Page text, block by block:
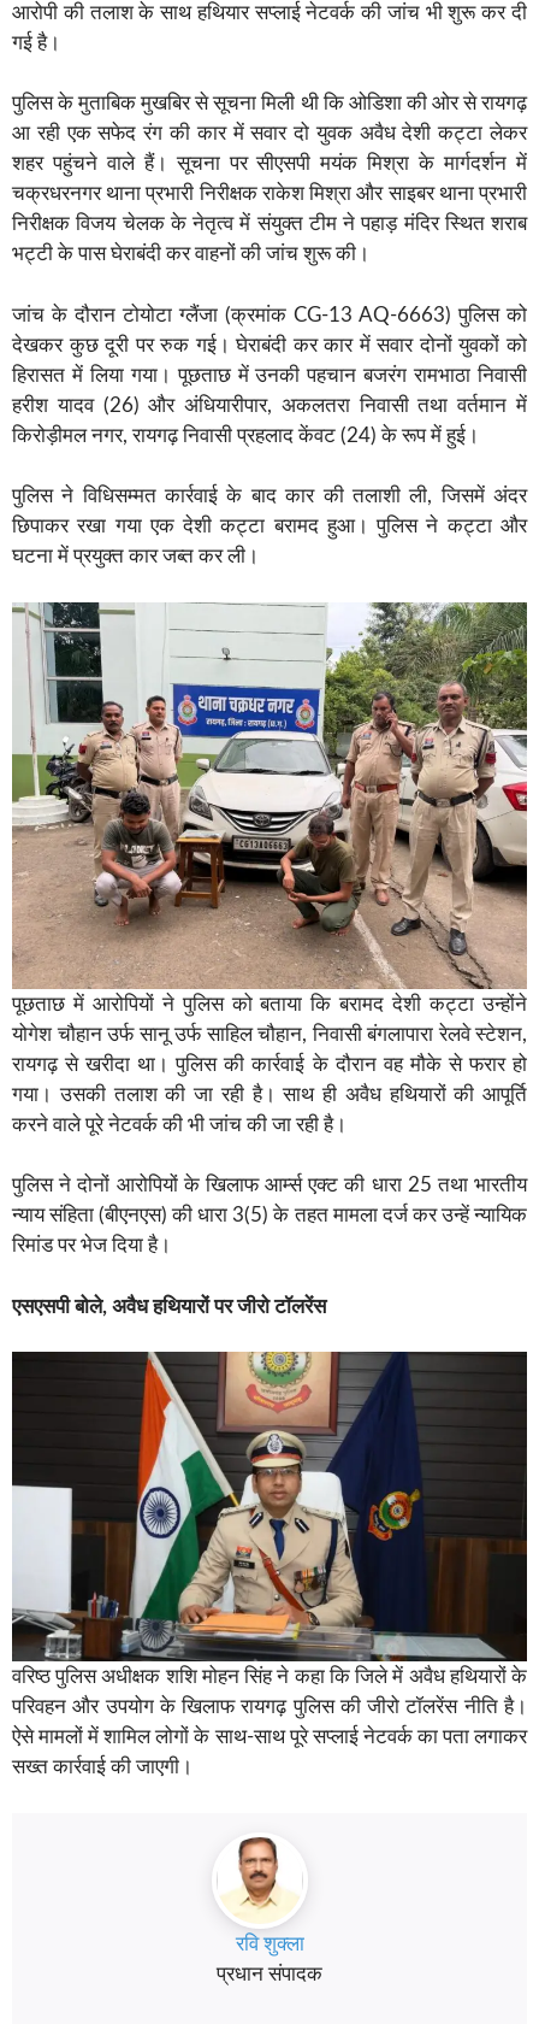
आरोपी की तलाश के साथ हथियार सप्लाई नेटवर्क की जांच भी शुरू कर दी
गई है।
पुलिस के मुताबिक मुखबिर से सूचना मिली थी कि ओडिशा की ओर से रायगढ़
आ रही एक सफेद रंग की कार में सवार दो युवक अवैध देशी कट्टा लेकर
शहर पहुंचने वाले हैं। सूचना पर सीएसपी मयंक मिश्रा के मार्गदर्शन में
चक्रधरनगर थाना प्रभारी निरीक्षक राकेश मिश्रा और साइबर थाना प्रभारी
निरीक्षक विजय चेलक के नेतृत्व में संयुक्त टीम ने पहाड़ मंदिर स्थित शराब
भट्टी के पास घेराबंदी कर वाहनों की जांच शुरू की।
जांच के दौरान टोयोटा ग्लैंजा (क्रमांक CG-13 AQ-6663) पुलिस को
देखकर कुछ दूरी पर रुक गई। घेराबंदी कर कार में सवार दोनों युवकों को
हिरासत में लिया गया। पूछताछ में उनकी पहचान बजरंग रामभाठा निवासी
हरीश यादव (26) और अंधियारीपार, अकलतरा निवासी तथा वर्तमान में
किरोड़ीमल नगर, रायगढ़ निवासी प्रहलाद केंवट (24) के रूप में हुई।
पुलिस ने विधिसम्मत कार्रवाई के बाद कार की तलाशी ली, जिसमें अंदर
छिपाकर रखा गया एक देशी कट्टा बरामद हुआ। पुलिस ने कट्टा और
घटना में प्रयुक्त कार जब्त कर ली।
पूछताछ में आरोपियों ने पुलिस को बताया कि बरामद देशी कट्टा उन्होंने
योगेश चौहान उर्फ सानू उर्फ साहिल चौहान, निवासी बंगलापारा रेलवे स्टेशन,
रायगढ़ से खरीदा था। पुलिस की कार्रवाई के दौरान वह मौके से फरार हो
गया। उसकी तलाश की जा रही है। साथ ही अवैध हथियारों की आपूर्ति
करने वाले पूरे नेटवर्क की भी जांच की जा रही है।
पुलिस ने दोनों आरोपियों के खिलाफ आर्म्स एक्ट की धारा 25 तथा भारतीय
न्याय संहिता (बीएनएस) की धारा 3(5) के तहत मामला दर्ज कर उन्हें न्यायिक
रिमांड पर भेज दिया है।
एसएसपी बोले, अवैध हथियारों पर जीरो टॉलरेंस
वरिष्ठ पुलिस अधीक्षक शशि मोहन सिंह ने कहा कि जिले में अवैध हथियारों के
परिवहन और उपयोग के खिलाफ रायगढ़ पुलिस की जीरो टॉलरेंस नीति है।
ऐसे मामलों में शामिल लोगों के साथ-साथ पूरे सप्लाई नेटवर्क का पता लगाकर
सख्त कार्रवाई की जाएगी।
रवि शुक्ला
प्रधान संपादक